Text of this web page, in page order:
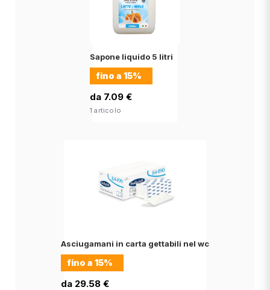
Sapone liquido 5 litri
fino a 15%
da 7.09 €
1 articolo
Asciugamani in carta gettabili nel wc
fino a 15%
da 29.58 €